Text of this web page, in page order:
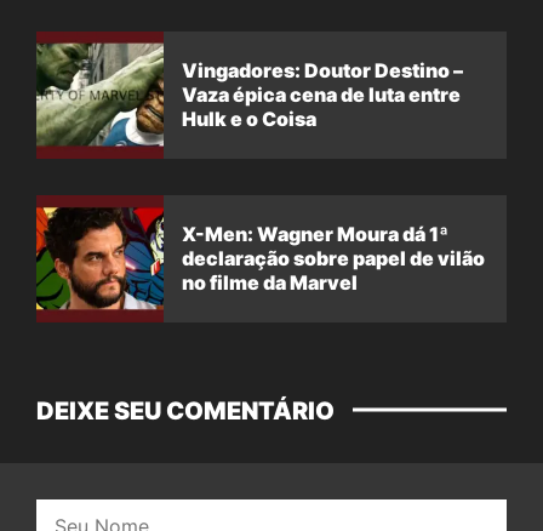
Vingadores: Doutor Destino –
Vaza épica cena de luta entre
Hulk e o Coisa
X-Men: Wagner Moura dá 1ª
declaração sobre papel de vilão
no filme da Marvel
DEIXE SEU COMENTÁRIO